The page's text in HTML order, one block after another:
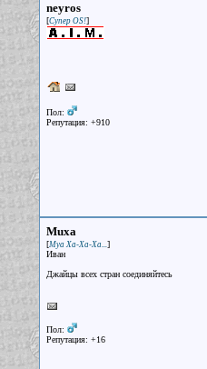
neyros
[Супер OS!]
Пол:
Репутация: +910
Muxa
[Муа Ха-Ха-Ха...]
Иван
Джайцы всех стран соединяйтесь
Пол:
Репутация: +16